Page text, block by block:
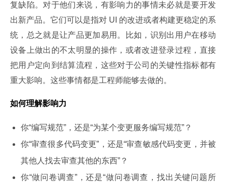
复缺陷。对于他们来说，有影响力的事情未必就是要开发
出新产品。它们可以是指对 UI 的改进或者构建更稳定的系
统，总之就是让产品更加易用。比如，识别出用户在移动
设备上做出的不太明显的操作，或者改进登录过程，直接
把用户定向到结算流程，这些对于公司的关键性指标都有
重大影响。这些事情都是工程师能够去做的。
如何理解影响力
你“编写规范”，还是“为某个变更服务编写规范”？
你“审查很多代码变更”，还是“审查敏感代码变更，并被
其他人找去审查其他的东西”？
你“做问卷调查”，还是“做问卷调查，找出关键问题所